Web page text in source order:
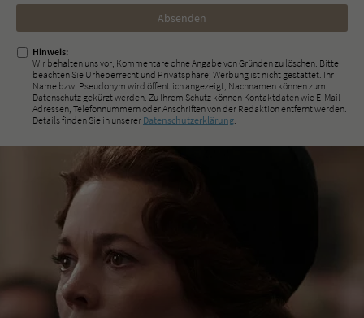
Nicht
ausfüllen!
Hinweis:
Wir behalten uns vor, Kommentare ohne Angabe von Gründen zu löschen. Bitte
beachten Sie Urheberrecht und Privatsphäre; Werbung ist nicht gestattet. Ihr
Name bzw. Pseudonym wird öffentlich angezeigt; Nachnamen können zum
Datenschutz gekürzt werden. Zu Ihrem Schutz können Kontaktdaten wie E-Mail-
Adressen, Telefonnummern oder Anschriften von der Redaktion entfernt werden.
Details finden Sie in unserer Datenschutzerklärung.